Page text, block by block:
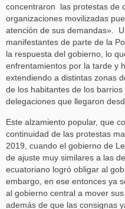
concentraron las protestas de
organizaciones movilizadas
atención de sus demandas».
manifestantes de parte de la
la respuesta del gobierno, lo
enfrentamientos por la tarde y
extendiendo a distintas zonas
de los habitantes de los
delegaciones que llegaron
Este alzamiento popular, que
continuidad de las protestas
2019, cuando el gobierno de
de ajuste muy similares a las
ecuatoriano logró obligar al
embargo, en ese entonces ya
al gobierno central a mover
además de que las consignas